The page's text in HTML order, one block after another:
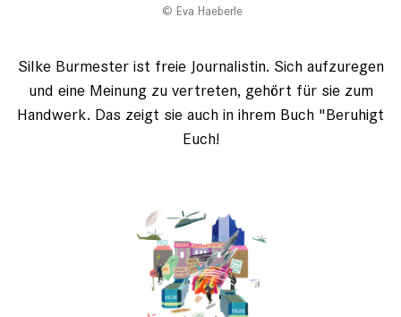
Eva Haeberle
Silke Burmester ist freie Journalistin. Sich aufzuregen
und eine Meinung zu vertreten, gehört für sie zum
Handwerk. Das zeigt sie auch in ihrem Buch "Beruhigt
Euch!